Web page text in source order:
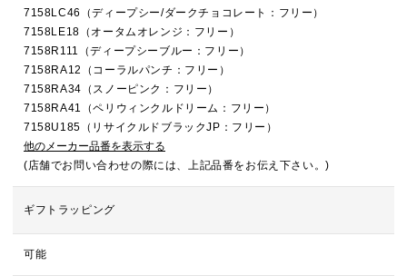
7158LC46（ディープシー/ダークチョコレート：フリー）
7158LE18（オータムオレンジ：フリー）
7158R111（ディープシーブルー：フリー）
7158RA12（コーラルパンチ：フリー）
7158RA34（スノーピンク：フリー）
7158RA41（ペリウィンクルドリーム：フリー）
7158U185（リサイクルドブラックJP：フリー）
他のメーカー品番を表示する
(店舗でお問い合わせの際には、上記品番をお伝え下さい。)
ギフトラッピング
可能